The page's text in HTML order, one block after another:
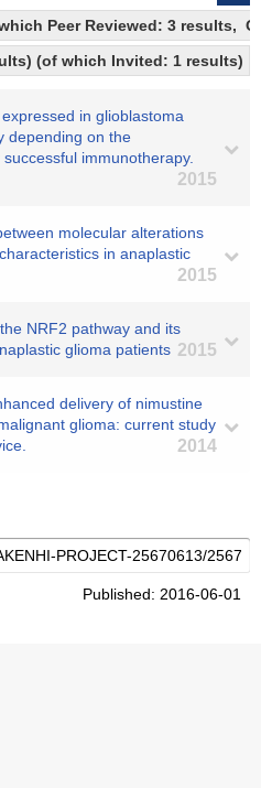
Peer Reviewed: 3 results,
(of which Invited: 1 results)
in glioblastoma
depending on the
immunotherapy.
2015
molecular alterations
in anaplastic
2015
NRF2 pathway and its
glioma patients 2015
delivery of nimustine
glioma: current study
2014
Published: 2016-06-01